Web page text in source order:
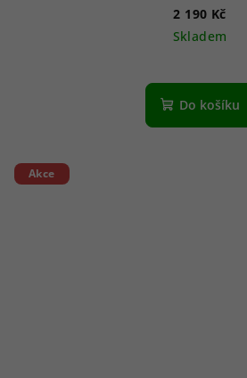
2 190 Kč
Skladem
Do košíku
Akce